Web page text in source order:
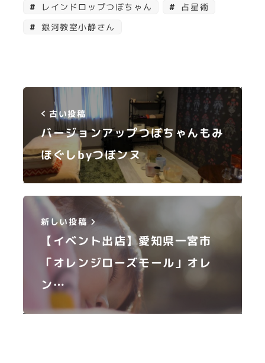
レインドロップつぼちゃん
占星術
銀河教室小静さん
古い投稿
バージョンアップつぼちゃんもみ
ほぐしbyつぼンヌ
新しい投稿
【イベント出店】愛知県一宮市
「オレンジローズモール」オレ
ン…